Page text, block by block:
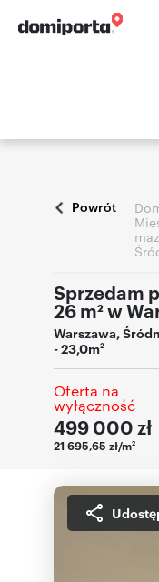
Powrót
Sprzedam
26 m² w
Warszawa,
- 23,0m2
Oferta na
wyłączność
499 000 zł
21 695,65 zł/m2